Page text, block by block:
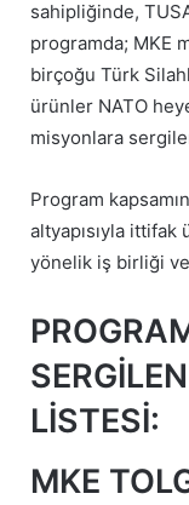
sahipliğinde,
programda; MKE
birçoğu Türk
ürünler NATO
misyonlara
Program
altyapısıyla
yönelik iş birliği
LİSTESİ:
MKE